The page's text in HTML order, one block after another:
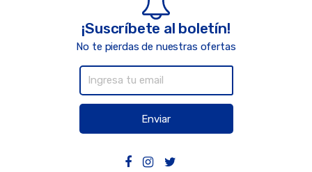
¡Suscríbete al boletín!
No te pierdas de nuestras ofertas
Enviar